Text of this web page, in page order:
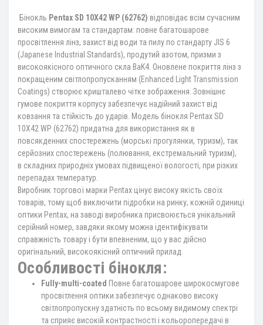
Бінокль Pentax SD 10X42 WP (62762) відповідає всім сучасним
високим вимогам та стандартам: повне багатошарове
просвітлення лінз, захист від води та пилу по стандарту JIS 6
(Japanese Industrial Standards), продутий азотом, призми з
високоякісного оптичного скла BaK4. Оновлене покриття лінз з
покращеним світлопропусканням (Enhanced Light Transmission
Coatings) створює кришталево чітке зображення. Зовнішнє
гумове покриття корпусу забезпечує надійний захист від
ковзання та стійкість до ударів. Модель бінокля Pentax SD
10X42 WP (62762) придатна для використання як в
повсякденних спостережень (морські прогулянки, туризм), так
серйозних спостережень (полювання, екстремальний туризм),
в складних природніх умовах підвищеної вологості, при різких
перепадах температур.
Виробник торгової марки Pentax цінує високу якість своїх
товарів, тому щоб виключити підробки на ринку, кожній одиниці
оптики Pentax, на заводі виробника присвоюється унікальний
серійний номер, завдяки якому можна ідентифікувати
справжність товару і бути впевненим, що у вас дійсно
оригінальний, високоякісний оптичний прилад.
Особливості бінокля:
Fully-multi-coated Повне багатошарове широкосмугове
просвітлення оптики забезпечує однаково високу
світлопропускну здатність по всьому видимому спектрі
та сприяє високій контрастності і кольоропередачі в